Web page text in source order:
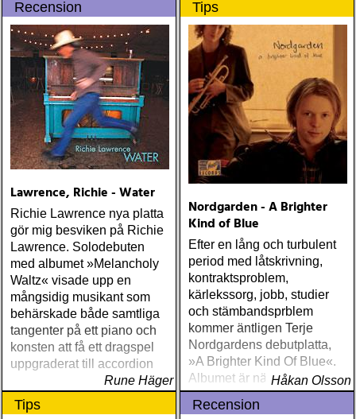
populære reggaestil kaldet
one-drop
Recension
Lawrence, Richie - Water
Richie Lawrence nya platta
gör mig besviken på Richie
Lawrence. Solodebuten
med albumet »Melancholy
Waltz« visade upp en
mångsidig musikant som
behärskade både samtliga
tangenter på ett piano och
konsten att få ett dragspel
uppgraderat till accordion
Rune Häger
Tips
Nordgarden - A Brighter
Kind of Blue
Efter en lång och turbulent
period med låtskrivning,
kontraktsproblem,
kärlekssorg, jobb, studier
och stämbandsprblem
kommer äntligen Terje
Nordgardens debutplatta,
»A Brighter Kind Of Blue«.
Albumet är nära, enkelt och
ärligt och handlar om
upplevelser och historier
Håkan Olsson
Tips Recension